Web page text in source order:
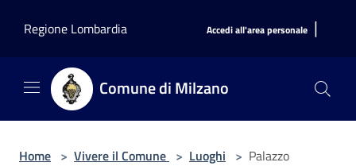
Regione Lombardia
Accedi all'area personale |
Comune di Milzano
Home > Vivere il Comune > Luoghi > Palazzo